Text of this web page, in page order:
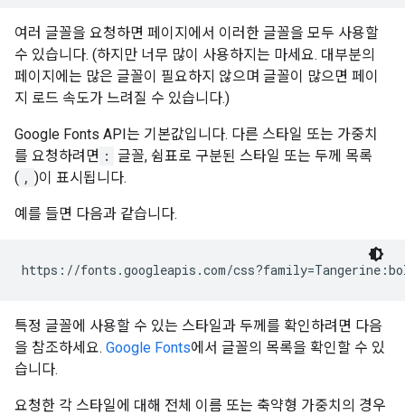
여러 글꼴을 요청하면 페이지에서 이러한 글꼴을 모두 사용할
수 있습니다. (하지만 너무 많이 사용하지는 마세요. 대부분의
페이지에는 많은 글꼴이 필요하지 않으며 글꼴이 많으면 페이
지 로드 속도가 느려질 수 있습니다.)
Google Fonts API는 기본값입니다. 다른 스타일 또는 가중치
를 요청하려면 : 글꼴, 쉼표로 구분된 스타일 또는 두께 목록
( , )이 표시됩니다.
예를 들면 다음과 같습니다.
특정 글꼴에 사용할 수 있는 스타일과 두께를 확인하려면 다음
을 참조하세요. Google Fonts에서 글꼴의 목록을 확인할 수 있
습니다.
요청한 각 스타일에 대해 전체 이름 또는 축약형 가중치의 경우